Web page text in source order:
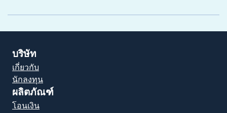
บริษัท
เกี่ยวกับ
นักลงทุน
ผลิตภัณฑ์
โอนเงิน